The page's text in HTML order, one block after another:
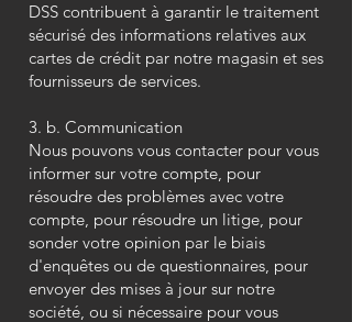
DSS contribuent à garantir le traitement
sécurisé des informations relatives aux
cartes de crédit par notre magasin et ses
fournisseurs de services.
3. b. Communication
Nous pouvons vous contacter pour vous
informer sur votre compte, pour
résoudre des problèmes avec votre
compte, pour résoudre un litige, pour
sonder votre opinion par le biais
d'enquêtes ou de questionnaires, pour
envoyer des mises à jour sur notre
société, ou si nécessaire pour vous